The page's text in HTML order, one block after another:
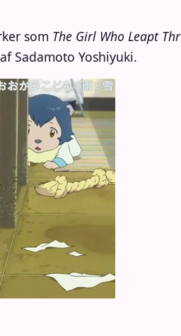
som The Girl Who Leapt
Sadamoto Yoshiyuki.